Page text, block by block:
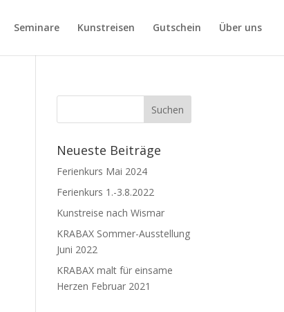
Seminare Kunstreisen Gutschein Über uns
Neueste Beiträge
Ferienkurs Mai 2024
Ferienkurs 1.-3.8.2022
Kunstreise nach Wismar
KRABAX Sommer-Ausstellung
Juni 2022
KRABAX malt für einsame
Herzen Februar 2021